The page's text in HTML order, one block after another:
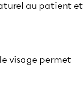
au patient et
visage permet